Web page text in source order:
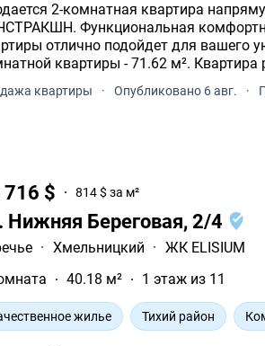
2-комнатная квартира
Функциональная
отлично подойдет для вашего уюта и
квартиры - 71.62 м².
квартиры · Опубликовано 6 авг. ·
716 $ 814 $ за м²
Нижняя Береговая, 2/4
· Хмельницкий · ЖК ELISIUM
40.18 м² 1 этаж из 11
жилье Тихий район